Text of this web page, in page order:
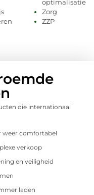
optimalisatie
Zorg
ZZP
die internationaal
weer comfortabel
verkoop
en veiligheid
laden